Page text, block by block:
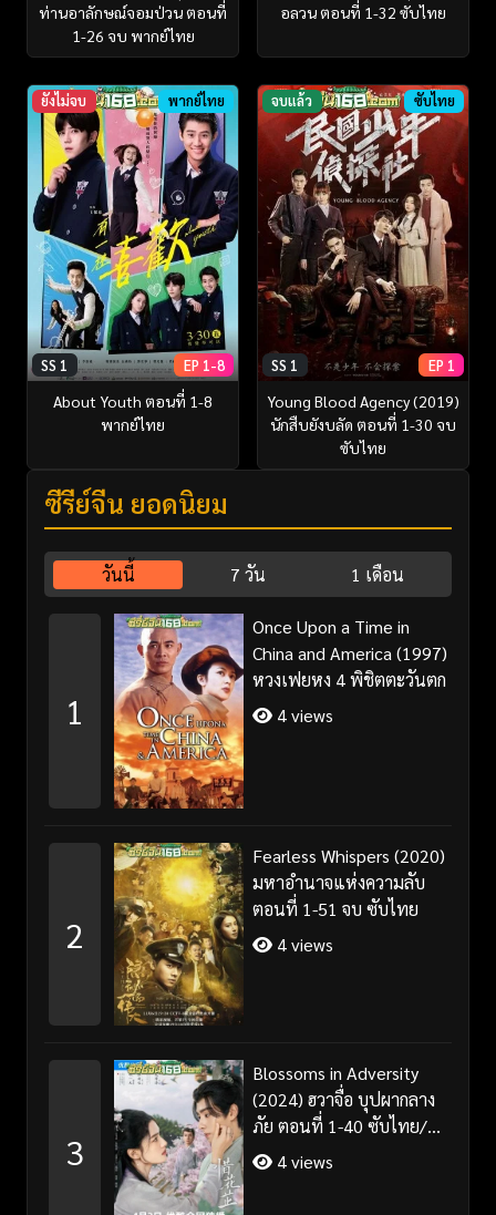
ท่านอาลักษณ์จอมป่วน ตอนที่
1-26 จบ พากย์ไทย
อลวน ตอนที่ 1-32 ซับไทย
ยังไม่จบ พากย์ไทย
SS 1 EP 1-8
About Youth ตอนที่ 1-8
พากย์ไทย
จบแล้ว ซับไทย
SS 1 EP 1
Young Blood Agency (2019)
นักสืบยังบลัด ตอนที่ 1-30 จบ
ซับไทย
ซีรี่ย์จีน ยอดนิยม
วันนี้ 7 วัน 1 เดือน
1
Once Upon a Time in
China and America (1997)
หวงเฟยหง 4 พิชิตตะวันตก
4 views
2
Fearless Whispers (2020)
มหาอำนาจแห่งความลับ
ตอนที่ 1-51 จบ ซับไทย
4 views
3
Blossoms in Adversity
(2024) ฮวาจื่อ บุปผากลาง
ภัย ตอนที่ 1-40 ซับไทย/
พากย์ไทย
4 views